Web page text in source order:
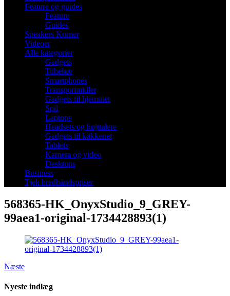
Feature og guides
Feature
Guides
Speakers Korner
Videoer
Alle kategorier
Gadgets
Tilbehør
Smartphones
Transportmidler
Gadgets til hjemmet
Spil
Laptops
Headsets og højttalere
Gadgets til køkkenet
Tablets
Kamera og video
Desktops
Business
Tjek bredbåndspriser
568365-HK_OnyxStudio_9_GREY-
99aea1-original-1734428893(1)
Næste
Nyeste indlæg